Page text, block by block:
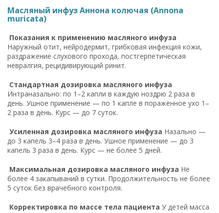
Масляный инфуз Аннона колючая (Annona
muricata)
Показания к применению масляного инфуза
Наружный отит, нейродермит, грибковая инфекция кожи,
раздражение слухового прохода, постгерпетическая
невралгия, рецидивирующий ринит.
Стандартная дозировка масляного инфуза
Интраназально: по 1–2 капли в каждую ноздрю 2 раза в
день. Ушное применение — по 1 капле в поражённое ухо 1–
2 раза в день. Курс — до 7 суток.
Усиленная дозировка масляного инфуза Назально —
до 3 капель 3–4 раза в день. Ушное применение — до 3
капель 3 раза в день. Курс — не более 5 дней.
Максимальная дозировка масляного инфуза Не
более 4 закапываний в сутки. Продолжительность не более
5 суток без врачебного контроля.
Корректировка по массе тела пациента У детей масса